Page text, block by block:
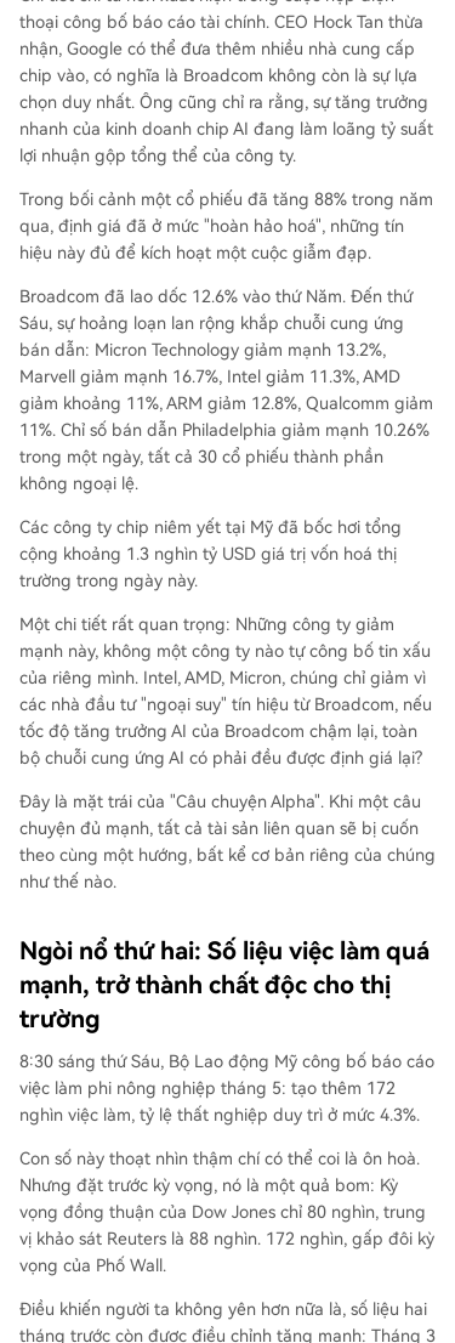
thoại công bố báo cáo tài chính. CEO Hock Tan thừa
nhận, Google có thể đưa thêm nhiều nhà cung cấp
chip vào, có nghĩa là Broadcom không còn là sự lựa
chọn duy nhất. Ông cũng chỉ ra rằng, sự tăng trưởng
nhanh của kinh doanh chip AI đang làm loãng tỷ suất
lợi nhuận gộp tổng thể của công ty.
Trong bối cảnh một cổ phiếu đã tăng 88% trong năm
qua, định giá đã ở mức "hoàn hảo hoá", những tín
hiệu này đủ để kích hoạt một cuộc giẫm đạp.
Broadcom đã lao dốc 12.6% vào thứ Năm. Đến thứ
Sáu, sự hoảng loạn lan rộng khắp chuỗi cung ứng
bán dẫn: Micron Technology giảm mạnh 13.2%,
Marvell giảm mạnh 16.7%, Intel giảm 11.3%, AMD
giảm khoảng 11%, ARM giảm 12.8%, Qualcomm giảm
11%. Chỉ số bán dẫn Philadelphia giảm mạnh 10.26%
trong một ngày, tất cả 30 cổ phiếu thành phần
không ngoại lệ.
Các công ty chip niêm yết tại Mỹ đã bốc hơi tổng
cộng khoảng 1.3 nghìn tỷ USD giá trị vốn hoá thị
trường trong ngày này.
Một chi tiết rất quan trọng: Những công ty giảm
mạnh này, không một công ty nào tự công bố tin xấu
của riêng mình. Intel, AMD, Micron, chúng chỉ giảm vì
các nhà đầu tư "ngoại suy" tín hiệu từ Broadcom, nếu
tốc độ tăng trưởng AI của Broadcom chậm lại, toàn
bộ chuỗi cung ứng AI có phải đều được định giá lại?
Đây là mặt trái của "Câu chuyện Alpha". Khi một câu
chuyện đủ mạnh, tất cả tài sản liên quan sẽ bị cuốn
theo cùng một hướng, bất kể cơ bản riêng của chúng
như thế nào.
Ngòi nổ thứ hai: Số liệu việc làm quá
mạnh, trở thành chất độc cho thị
trường
8:30 sáng thứ Sáu, Bộ Lao động Mỹ công bố báo cáo
việc làm phi nông nghiệp tháng 5: tạo thêm 172
nghìn việc làm, tỷ lệ thất nghiệp duy trì ở mức 4.3%.
Con số này thoạt nhìn thậm chí có thể coi là ôn hoà.
Nhưng đặt trước kỳ vọng, nó là một quả bom: Kỳ
vọng đồng thuận của Dow Jones chỉ 80 nghìn, trung
vị khảo sát Reuters là 88 nghìn. 172 nghìn, gấp đôi kỳ
vọng của Phố Wall.
Điều khiến người ta không yên hơn nữa là, số liệu hai
tháng trước còn được điều chỉnh tăng mạnh: Tháng 3